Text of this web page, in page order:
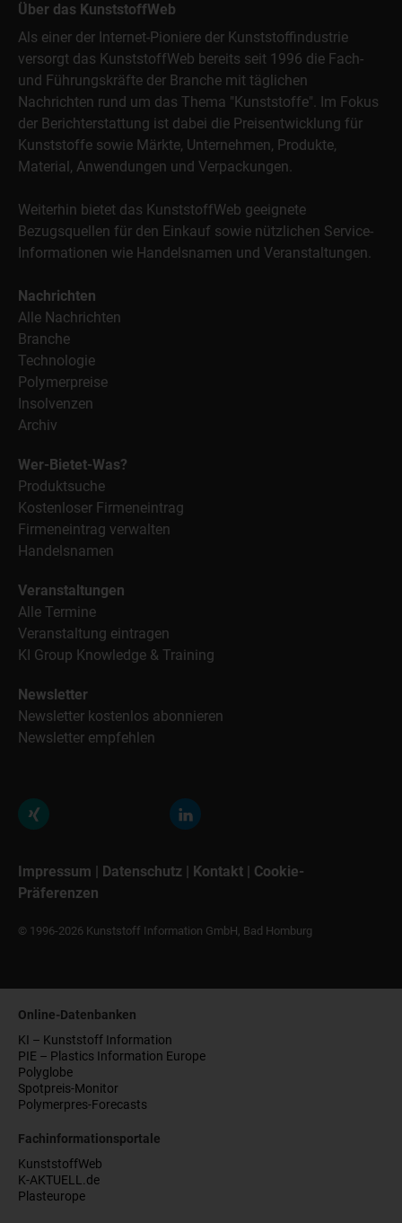
Über das KunststoffWeb
Als einer der Internet-Pioniere der Kunststoffindustrie
versorgt das KunststoffWeb bereits seit 1996 die Fach-
und Führungskräfte der Branche mit täglichen
Nachrichten rund um das Thema "Kunststoffe". Im Fokus
der Berichterstattung ist dabei die Preisentwicklung für
Kunststoffe sowie Märkte, Unternehmen, Produkte,
Material, Anwendungen und Verpackungen.
Weiterhin bietet das KunststoffWeb geeignete
Bezugsquellen für den Einkauf sowie nützlichen Service-
Informationen wie Handelsnamen und Veranstaltungen.
Nachrichten
Alle Nachrichten
Branche
Technologie
Polymerpreise
Insolvenzen
Archiv
Wer-Bietet-Was?
Produktsuche
Kostenloser Firmeneintrag
Firmeneintrag verwalten
Handelsnamen
Veranstaltungen
Alle Termine
Veranstaltung eintragen
KI Group Knowledge & Training
Newsletter
Newsletter kostenlos abonnieren
Newsletter empfehlen
Impressum Datenschutz Kontakt
Cookie-
Präferenzen
© 1996-2026 Kunststoff Information GmbH, Bad Homburg
Online-Datenbanken
KI – Kunststoff Information
PIE – Plastics Information Europe
Polyglobe
Spotpreis-Monitor
Polymerpres-Forecasts
Fachinformationsportale
KunststoffWeb
K-AKTUELL.de
Plasteurope